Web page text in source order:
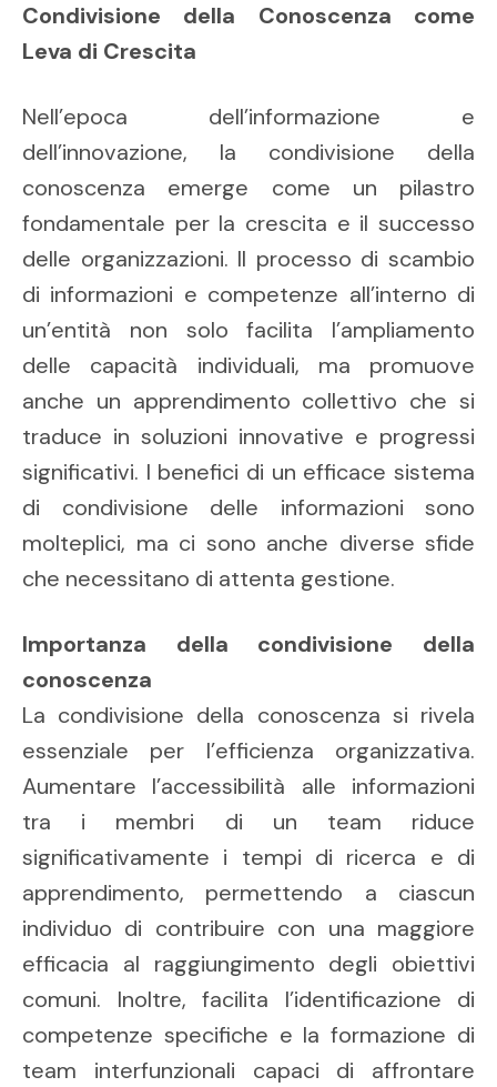
Condivisione della Conoscenza come
Leva di Crescita
Nell’epoca dell’informazione e
dell’innovazione, la condivisione della
conoscenza emerge come un pilastro
fondamentale per la crescita e il successo
delle organizzazioni. Il processo di scambio
di informazioni e competenze all’interno di
un’entità non solo facilita l’ampliamento
delle capacità individuali, ma promuove
anche un apprendimento collettivo che si
traduce in soluzioni innovative e progressi
significativi. I benefici di un efficace sistema
di condivisione delle informazioni sono
molteplici, ma ci sono anche diverse sfide
che necessitano di attenta gestione.
Importanza della condivisione della
conoscenza
La condivisione della conoscenza si rivela
essenziale per l’efficienza organizzativa.
Aumentare l’accessibilità alle informazioni
tra i membri di un team riduce
significativamente i tempi di ricerca e di
apprendimento, permettendo a ciascun
individuo di contribuire con una maggiore
efficacia al raggiungimento degli obiettivi
comuni. Inoltre, facilita l’identificazione di
competenze specifiche e la formazione di
team interfunzionali capaci di affrontare